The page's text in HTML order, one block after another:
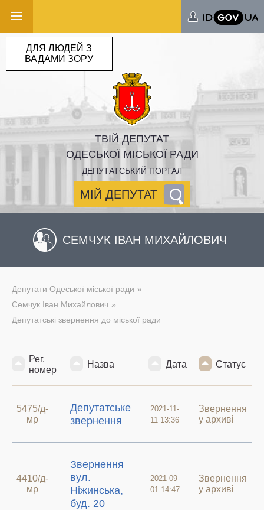
ТВІЙ ДЕПУТАТ
ОДЕСЬКОЇ МІСЬКОЇ РАДИ
ДЕПУТАТСЬКИЙ ПОРТАЛ
МІЙ ДЕПУТАТ
ДЛЯ ЛЮДЕЙ З
ВАДАМИ ЗОРУ
СЕМЧУК ІВАН МИХАЙЛОВИЧ
Депутати Одеської міської ради
Семчук Іван Михайлович
Депутатські звернення до міської ради
Рег.
номер
Назва Дата Статус
5475/д-
мр
Депутатське
звернення
2021-11-
11 13:36
Звернення
у архиві
4410/д-
мр
Звернення
вул.
Ніжинська,
буд. 20
2021-09-
01 14:47
Звернення
у архиві